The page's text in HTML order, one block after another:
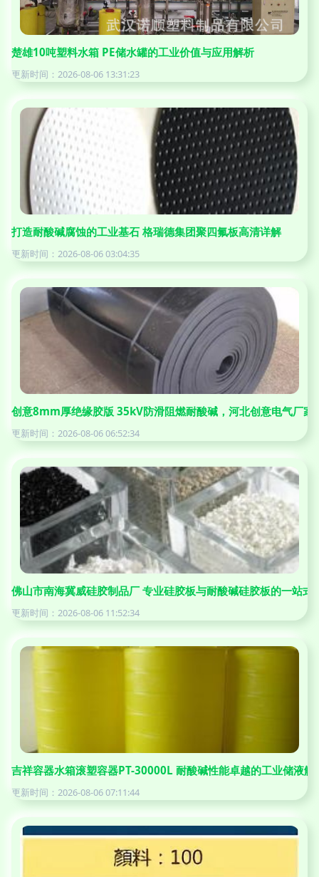
楚雄10吨塑料水箱 PE储水罐的工业价值与应用解析
更新时间：2026-08-06 13:31:23
打造耐酸碱腐蚀的工业基石 格瑞德集团聚四氟板高清详解
更新时间：2026-08-06 03:04:35
创意8mm厚绝缘胶版 35kV防滑阻燃耐酸碱，河北创意电气厂家
更新时间：2026-08-06 06:52:34
佛山市南海冀威硅胶制品厂 专业硅胶板与耐酸碱硅胶板的一站式
更新时间：2026-08-06 11:52:34
吉祥容器水箱滚塑容器PT-30000L 耐酸碱性能卓越的工业储液解
更新时间：2026-08-06 07:11:44